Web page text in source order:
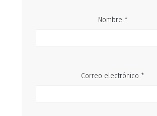
Nombre *
Correo electrónico *